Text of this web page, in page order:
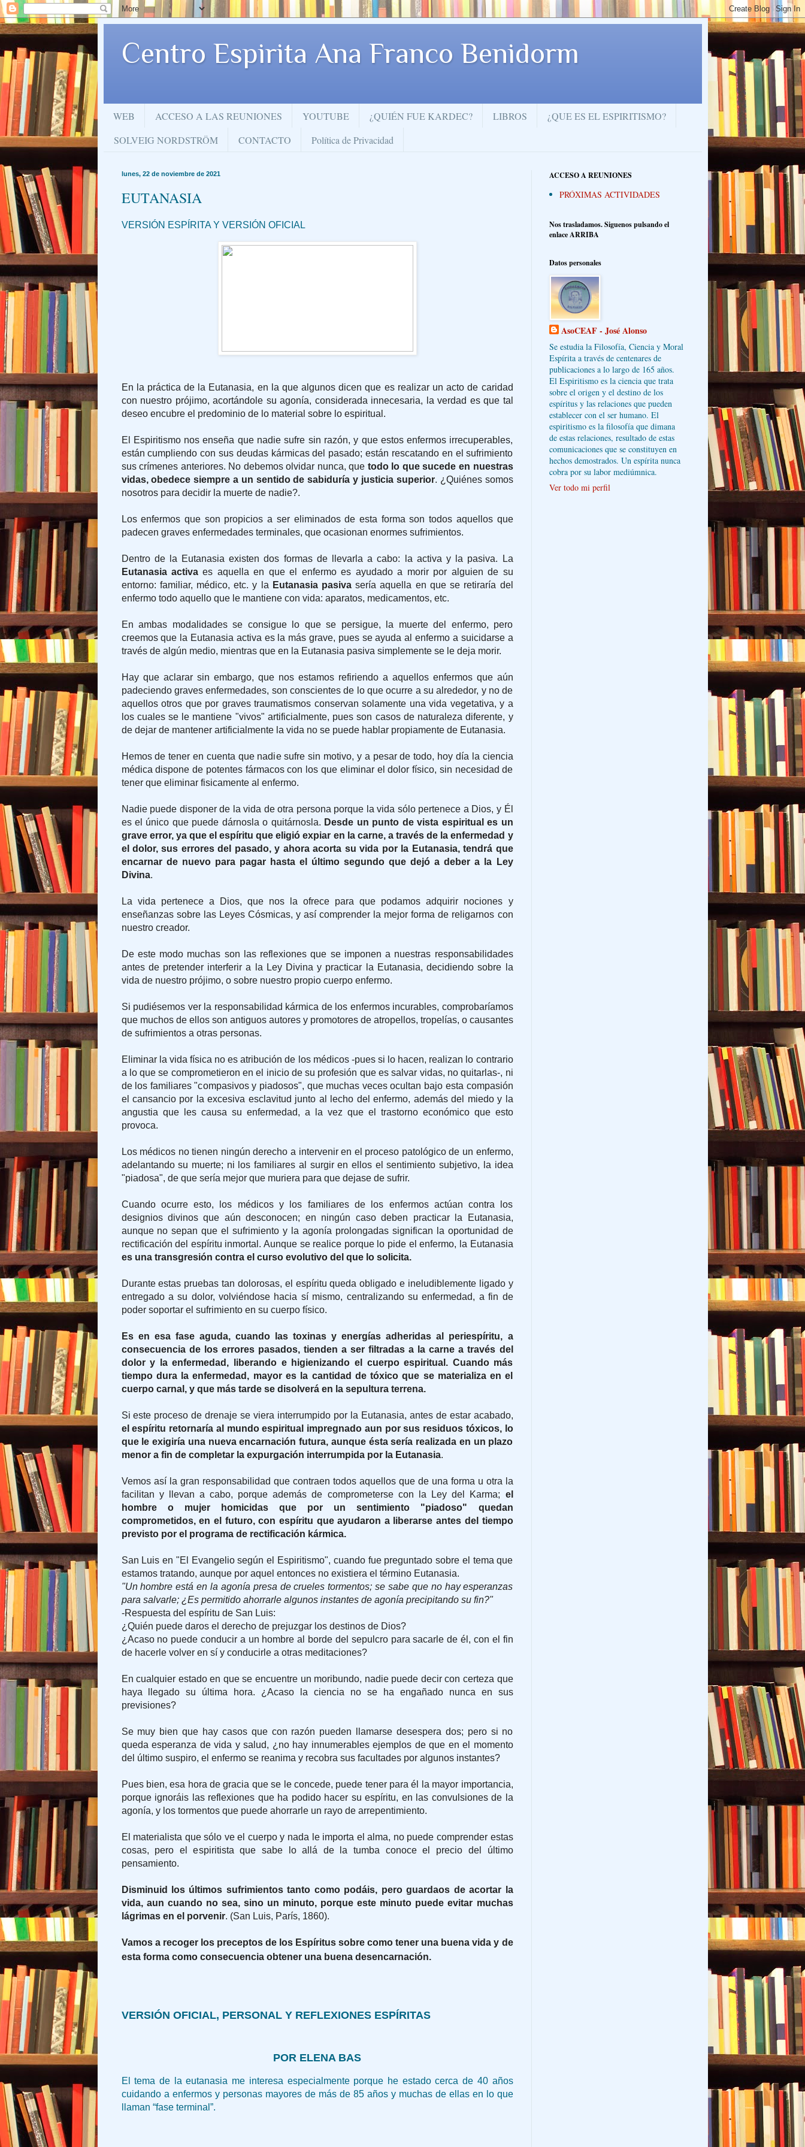
Centro Espirita Ana Franco Benidorm
WEB ACCESO A LAS REUNIONES YOUTUBE ¿QUIÉN FUE KARDEC? LIBROS
¿QUE ES EL ESPIRITISMO?
SOLVEIG NORDSTRÖM
CONTACTO Política de Privacidad
lunes, 22 de noviembre de 2021
EUTANASIA
VERSIÓN ESPÍRITA Y VERSIÓN OFICIAL
En la práctica de la Eutanasia, en la que algunos dicen que es realizar un acto de caridad
con nuestro prójimo, acortándole su agonía, considerada innecesaria, la verdad es que tal
deseo encubre el predominio de lo material sobre lo espiritual.
El Espiritismo nos enseña que nadie sufre sin razón, y que estos enfermos irrecuperables,
están cumpliendo con sus deudas kármicas del pasado; están rescatando en el sufrimiento
sus crímenes anteriores. No debemos olvidar nunca, que todo lo que sucede en nuestras
vidas, obedece siempre a un sentido de sabiduría y justicia superior. ¿Quiénes somos
nosotros para decidir la muerte de nadie?.
Los enfermos que son propicios a ser eliminados de esta forma son todos aquellos que
padecen graves enfermedades terminales, que ocasionan enormes sufrimientos.
Dentro de la Eutanasia existen dos formas de llevarla a cabo: la activa y la pasiva. La
Eutanasia activaes aquella en que el enfermo es ayudado a morir por alguien de su
entorno: familiar, médico, etc. y la Eutanasia pasiva sería aquella en que se retiraría del
enfermo todo aquello que le mantiene con vida: aparatos, medicamentos, etc.
En ambas modalidades se consigue lo que se persigue, la muerte del enfermo, pero
creemos que la Eutanasia activa es la más grave, pues se ayuda al enfermo a suicidarse a
través de algún medio, mientras que en la Eutanasia pasiva simplemente se le deja morir.
Hay que aclarar sin embargo, que nos estamos refiriendo a aquellos enfermos que aún
padeciendo graves enfermedades, son conscientes de lo que ocurre a su alrededor, y no de
aquellos otros que por graves traumatismos conservan solamente una vida vegetativa, y a
los cuales se le mantiene "vivos" artificialmente, pues son casos de naturaleza diferente, y
de dejar de mantener artificialmente la vida no se puede hablar propiamente de Eutanasia.
Hemos de tener en cuenta que nadie sufre sin motivo, y a pesar de todo, hoy día la ciencia
médica dispone de potentes fármacos con los que eliminar el dolor físico, sin necesidad de
tener que eliminar fisicamente al enfermo.
Nadie puede disponer de la vida de otra persona porque la vida sólo pertenece a Dios, y Él
es el único que puede dárnosla o quitárnosla. Desde un punto de vista espiritual es un
grave error, ya que el espíritu que eligió expiar en la carne, a través de la enfermedad y
el dolor, sus errores del pasado, y ahora acorta su vida por la Eutanasia, tendrá que
encarnar de nuevo para pagar hasta el último segundo que dejó a deber a la Ley
Divina.
La vida pertenece a Dios, que nos la ofrece para que podamos adquirir nociones y
enseñanzas sobre las Leyes Cósmicas, y así comprender la mejor forma de religarnos con
nuestro creador.
De este modo muchas son las reflexiones que se imponen a nuestras responsabilidades
antes de pretender interferir a la Ley Divina y practicar la Eutanasia, decidiendo sobre la
vida de nuestro prójimo, o sobre nuestro propio cuerpo enfermo.
Si pudiésemos ver la responsabilidad kármica de los enfermos incurables, comprobaríamos
que muchos de ellos son antiguos autores y promotores de atropellos, tropelías, o causantes
de sufrimientos a otras personas.
Eliminar la vida física no es atribución de los médicos -pues si lo hacen, realizan lo contrario
a lo que se comprometieron en el inicio de su profesión que es salvar vidas, no quitarlas-, ni
de los familiares "compasivos y piadosos", que muchas veces ocultan bajo esta compasión
el cansancio por la excesiva esclavitud junto al lecho del enfermo, además del miedo y la
angustia que les causa su enfermedad, a la vez que el trastorno económico que esto
provoca.
Los médicos no tienen ningún derecho a intervenir en el proceso patológico de un enfermo,
adelantando su muerte; ni los familiares al surgir en ellos el sentimiento subjetivo, la idea
"piadosa", de que sería mejor que muriera para que dejase de sufrir.
Cuando ocurre esto, los médicos y los familiares de los enfermos actúan contra los
designios divinos que aún desconocen; en ningún caso deben practicar la Eutanasia,
aunque no sepan que el sufrimiento y la agonía prolongadas significan la oportunidad de
rectificación del espíritu inmortal. Aunque se realice porque lo pide el enfermo, la Eutanasia
es una transgresión contra el curso evolutivo del que lo solicita.
Durante estas pruebas tan dolorosas, el espíritu queda obligado e ineludiblemente ligado y
entregado a su dolor, volviéndose hacia sí mismo, centralizando su enfermedad, a fin de
poder soportar el sufrimiento en su cuerpo físico.
Es en esa fase aguda, cuando las toxinas y energías adheridas al periespíritu, a
consecuencia de los errores pasados, tienden a ser filtradas a la carne a través del
dolor y la enfermedad, liberando e higienizando el cuerpo espiritual. Cuando más
tiempo dura la enfermedad, mayor es la cantidad de tóxico que se materializa en el
cuerpo carnal, y que más tarde se disolverá en la sepultura terrena.
Si este proceso de drenaje se viera interrumpido por la Eutanasia, antes de estar acabado,
el espíritu retornaría al mundo espiritual impregnado aun por sus residuos tóxicos, lo
que le exigiría una nueva encarnación futura, aunque ésta sería realizada en un plazo
menor a fin de completar la expurgación interrumpida por la Eutanasia.
Vemos así la gran responsabilidad que contraen todos aquellos que de una forma u otra la
facilitan y llevan a cabo, porque además de comprometerse con la Ley del Karma; el
hombre o mujer homicidas que por un sentimiento "piadoso" quedan
comprometidos, en el futuro, con espíritu que ayudaron a liberarse antes del tiempo
previsto por el programa de rectificación kármica.
San Luis en "El Evangelio según el Espiritismo", cuando fue preguntado sobre el tema que
estamos tratando, aunque por aquel entonces no existiera el término Eutanasia.
"Un hombre está en la agonía presa de crueles tormentos; se sabe que no hay esperanzas
para salvarle; ¿Es permitido ahorrarle algunos instantes de agonía precipitando su fin?"
-Respuesta del espíritu de San Luis:
¿Quién puede daros el derecho de prejuzgar los destinos de Dios?
¿Acaso no puede conducir a un hombre al borde del sepulcro para sacarle de él, con el fin
de hacerle volver en sí y conducirle a otras meditaciones?
En cualquier estado en que se encuentre un moribundo, nadie puede decir con certeza que
haya llegado su última hora. ¿Acaso la ciencia no se ha engañado nunca en sus
previsiones?
Se muy bien que hay casos que con razón pueden llamarse desespera dos; pero si no
queda esperanza de vida y salud, ¿no hay innumerables ejemplos de que en el momento
del último suspiro, el enfermo se reanima y recobra sus facultades por algunos instantes?
Pues bien, esa hora de gracia que se le concede, puede tener para él la mayor importancia,
porque ignoráis las reflexiones que ha podido hacer su espíritu, en las convulsiones de la
agonía, y los tormentos que puede ahorrarle un rayo de arrepentimiento.
El materialista que sólo ve el cuerpo y nada le importa el alma, no puede comprender estas
cosas, pero el espiritista que sabe lo allá de la tumba conoce el precio del último
pensamiento.
Disminuid los últimos sufrimientos tanto como podáis, pero guardaos de acortar la
vida, aun cuando no sea, sino un minuto, porque este minuto puede evitar muchas
lágrimas en el porvenir. (San Luis, París, 1860).
Vamos a recoger los preceptos de los Espíritus sobre como tener una buena vida y de
esta forma como consecuencia obtener una buena desencarnación.
VERSIÓN OFICIAL, PERSONAL Y REFLEXIONES ESPÍRITAS
POR ELENA BAS
El tema de la eutanasia me interesa especialmente porque he estado cerca de 40 años
cuidando a enfermos y personas mayores de más de 85 años y muchas de ellas en lo que
llaman “fase terminal”.
ACCESO A REUNIONES
PRÓXIMAS ACTIVIDADES
Nos trasladamos. Siguenos pulsando el
enlace ARRIBA
Datos personales
AsoCEAF - José Alonso
Se estudia la Filosofía, Ciencia y Moral
Espírita a través de centenares de
publicaciones a lo largo de 165 años.
El Espiritismo es la ciencia que trata
sobre el origen y el destino de los
espíritus y las relaciones que pueden
establecer con el ser humano. El
espiritismo es la filosofía que dimana
de estas relaciones, resultado de estas
comunicaciones que se constituyen en
hechos demostrados. Un espírita nunca
cobra por su labor mediúmnica.
Ver todo mi perfil